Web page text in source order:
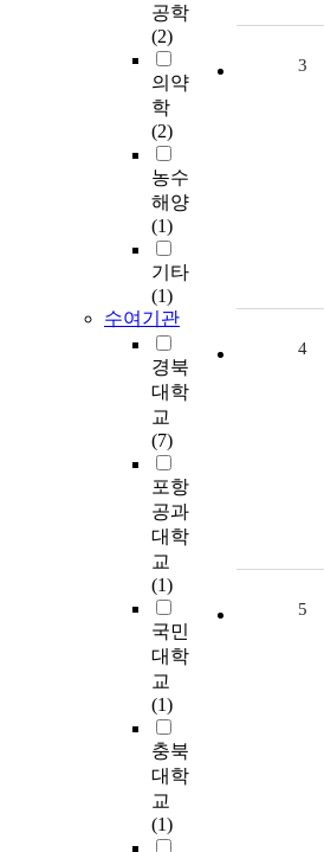
공학
(2)
의약
학
(2)
농수
해양
(1)
기타
(1)
수여기관
경북
대학
교
(7)
포항
공과
대학
교
(1)
국민
대학
교
(1)
충북
대학
교
(1)
3
4
5